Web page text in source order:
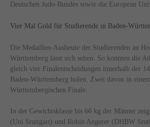
Deutschen Judo-Bundes sowie die European
Vier Mal Gold für Studierende in Baden-
Die Medaillen-Ausbeute der Studierenden an
Württemberg lässt sich sehen. So konnten die
gleich vier Finalentscheidungen innerhalb der
Baden-Württemberg holen. Zwei davon in
Württembergischen Finale.
In der Gewichtsklasse bis 66 kg der Männer
(Uni Stuttgart) und Robin Angerer (DHBW